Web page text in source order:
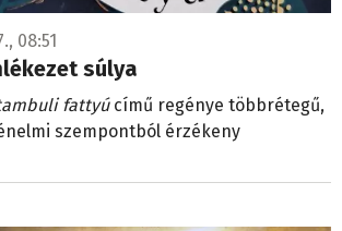
08:51
súlya
fattyúcímű regénye többrétegű,
szempontból érzékeny